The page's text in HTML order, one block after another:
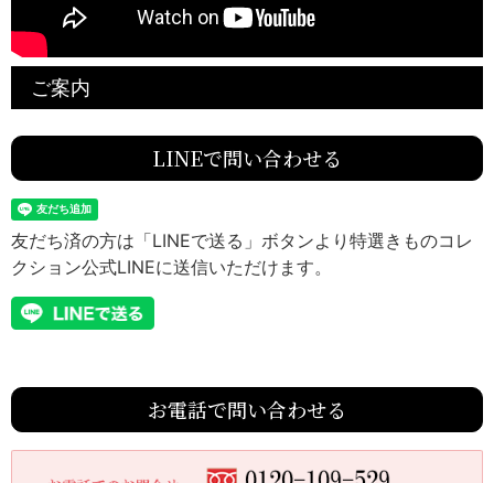
ご案内
LINEで問い合わせる
友だち済の方は「LINEで送る」ボタンより特選きものコレ
クション公式LINEに送信いただけます。
お電話で問い合わせる